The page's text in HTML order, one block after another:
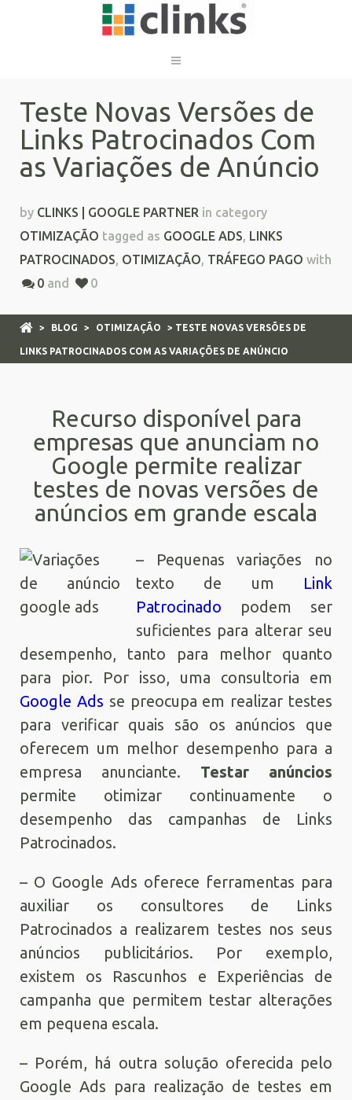
Teste Novas Versões de
Links Patrocinados Com
as Variações de Anúncio
by CLINKS | GOOGLE PARTNER in category
OTIMIZAÇÃO tagged as GOOGLE ADS, LINKS
PATROCINADOS, OTIMIZAÇÃO, TRÁFEGO PAGO with
0 and 0
> BLOG > OTIMIZAÇÃO > TESTE NOVAS VERSÕES DE
LINKS PATROCINADOS COM AS VARIAÇÕES DE ANÚNCIO
Recurso disponível para
empresas que anunciam no
Google permite realizar
testes de novas versões de
anúncios em grande escala
– Pequenas variações no
texto de um Link
Patrocinado podem ser
suficientes para alterar seu
desempenho, tanto para melhor quanto
para pior. Por isso, uma consultoria em
Google Ads se preocupa em realizar testes
para verificar quais são os anúncios que
oferecem um melhor desempenho para a
empresa anunciante. Testar anúncios
permite otimizar continuamente o
desempenho das campanhas de Links
Patrocinados.
– O Google Ads oferece ferramentas para
auxiliar os consultores de Links
Patrocinados a realizarem testes nos seus
anúncios publicitários. Por exemplo,
existem os Rascunhos e Experiências de
campanha que permitem testar alterações
em pequena escala.
– Porém, há outra solução oferecida pelo
Google Ads para realização de testes em